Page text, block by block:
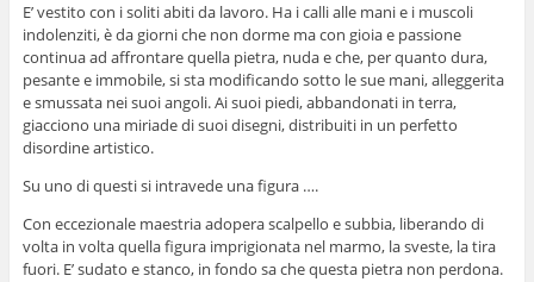
E’ vestito con i soliti abiti da lavoro. Ha i calli alle mani e i muscoli
indolenziti, è da giorni che non dorme ma con gioia e passione
continua ad affrontare quella pietra, nuda e che, per quanto dura,
pesante e immobile, si sta modificando sotto le sue mani, alleggerita
e smussata nei suoi angoli. Ai suoi piedi, abbandonati in terra,
giacciono una miriade di suoi disegni, distribuiti in un perfetto
disordine artistico.
Su uno di questi si intravede una figura ….
Con eccezionale maestria adopera scalpello e subbia, liberando di
volta in volta quella figura imprigionata nel marmo, la sveste, la tira
fuori. E’ sudato e stanco, in fondo sa che questa pietra non perdona.